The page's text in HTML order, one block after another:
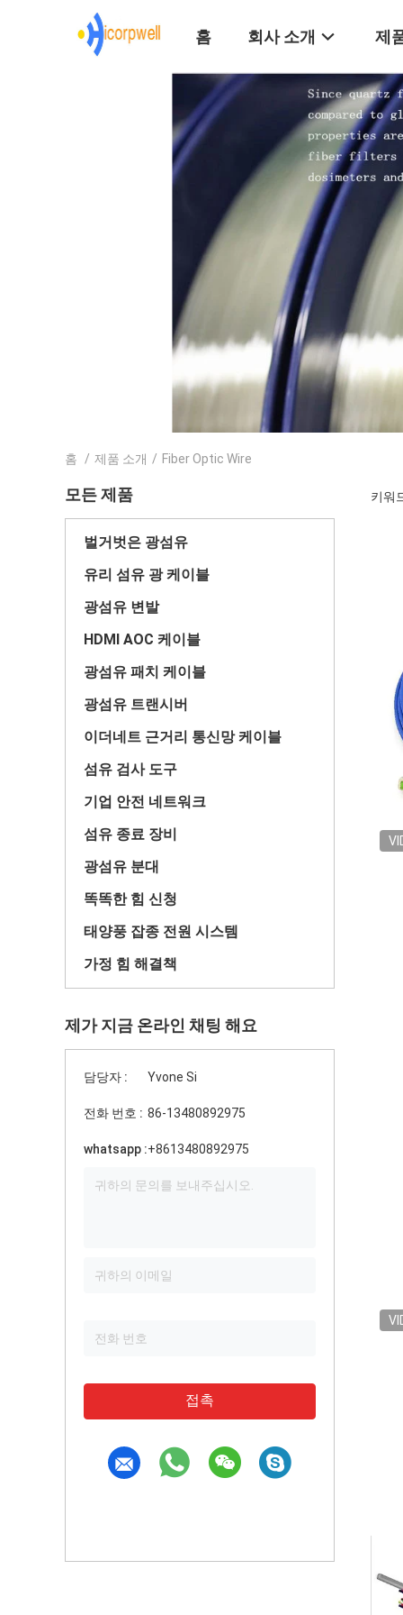
홈 회사 소개 제
홈 / 제품 소개 / Fiber Optic Wire
모든 제품
벌거벗은 광섬유
유리 섬유 광 케이블
광섬유 변발
HDMI AOC 케이블
광섬유 패치 케이블
광섬유 트랜시버
이더네트 근거리 통신망 케이블
섬유 검사 도구
기업 안전 네트워크
섬유 종료 장비
광섬유 분대
똑똑한 힘 신청
태양풍 잡종 전원 시스템
가정 힘 해결책
제가 지금 온라인 채팅 해요
담당자 : Yvone Si
전화 번호 : 86-13480892975
whatsapp :+8613480892975
접촉
키워